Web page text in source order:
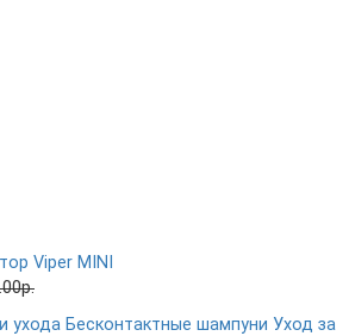
Viper MINI
ухода Бесконтактные шампуни Уход за